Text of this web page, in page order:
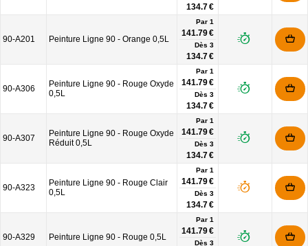
134.7 €
90-A201 Peinture Ligne 90 - Orange 0,5L
Par 1
141.79 €
Dès 3
134.7 €
90-A306
Peinture Ligne 90 - Rouge Oxyde
0,5L
Par 1
141.79 €
Dès 3
134.7 €
90-A307
Peinture Ligne 90 - Rouge Oxyde
Réduit 0,5L
Par 1
141.79 €
Dès 3
134.7 €
90-A323
Peinture Ligne 90 - Rouge Clair
0,5L
Par 1
141.79 €
Dès 3
134.7 €
90-A329 Peinture Ligne 90 - Rouge 0,5L
Par 1
141.79 €
Dès 3